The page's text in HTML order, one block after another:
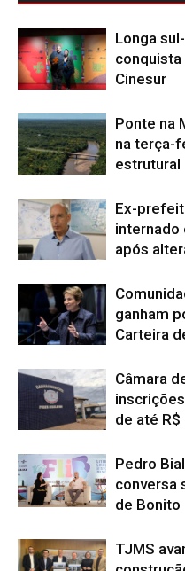
Longa
Cinesur
Ponte na
na terça-
estrutural
Ex-
internado
após
ganham
Carteira
Câmara
de até R$
Pedro
conversa
de Bonito
TJMS